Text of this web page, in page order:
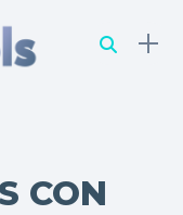
CON